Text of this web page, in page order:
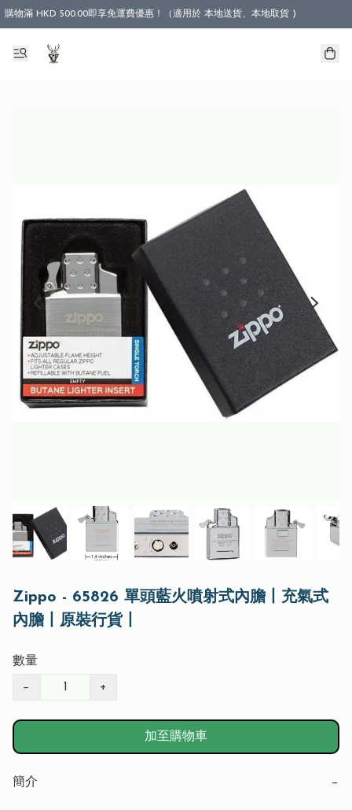
購物滿 HKD 500.00即享免運費優惠！（適用於 本地送貨、本地取貨 )
Zippo - 65826 單頭藍火噴射式內膽丨充氣式
內膽丨原裝行貨丨
數量
− +
加至購物車
簡介 −